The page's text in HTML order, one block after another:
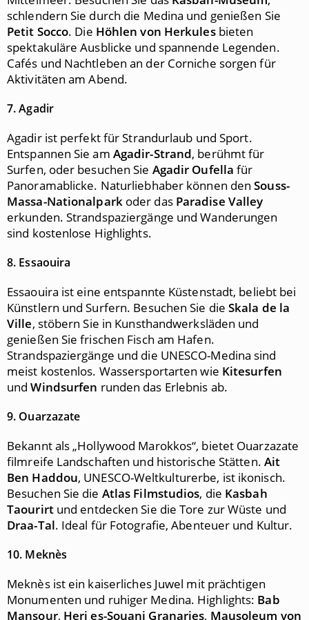
schlendern Sie durch die Medina und genießen Sie
Petit Socco. Die Höhlen von Herkulesbieten
spektakuläre Ausblicke und spannende Legenden.
Cafés und Nachtleben an der Corniche sorgen für
Aktivitäten am Abend.
7. Agadir
Agadir ist perfekt für Strandurlaub und Sport.
Entspannen Sie am Agadir-Strand, berühmt für
Surfen, oder besuchen Sie Agadir Oufella für
Panoramablicke. Naturliebhaber können denSouss-
Massa-Nationalparkoder das Paradise Valley
erkunden. Strandspaziergänge und Wanderungen
sind kostenlose Highlights.
8. Essaouira
Essaouira ist eine entspannte Küstenstadt, beliebt bei
Künstlern und Surfern. Besuchen Sie dieSkala de la
Ville, stöbern Sie in Kunsthandwerksläden und
genießen Sie frischen Fisch am Hafen.
Strandspaziergänge und die UNESCO-Medina sind
meist kostenlos. Wassersportarten wie Kitesurfen
undWindsurfen runden das Erlebnis ab.
9. Ouarzazate
Bekannt als „Hollywood Marokkos“, bietet Ouarzazate
filmreife Landschaften und historische Stätten. Ait
Ben Haddou, UNESCO-Weltkulturerbe, ist ikonisch.
Besuchen Sie die Atlas Filmstudios, die Kasbah
Taourirtund entdecken Sie die Tore zur Wüste und
Draa-Tal. Ideal für Fotografie, Abenteuer und Kultur.
10. Meknès
Meknès ist ein kaiserliches Juwel mit prächtigen
Monumenten und ruhiger Medina. Highlights: Bab
Mansour, Heri es-Souani Granaries, Mausoleum von